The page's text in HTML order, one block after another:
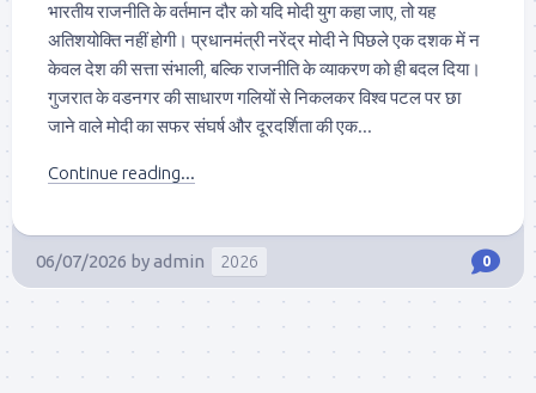
भारतीय राजनीति के वर्तमान दौर को यदि मोदी युग कहा जाए, तो यह
अतिशयोक्ति नहीं होगी। प्रधानमंत्री नरेंद्र मोदी ने पिछले एक दशक में न
केवल देश की सत्ता संभाली, बल्कि राजनीति के व्याकरण को ही बदल दिया।
गुजरात के वडनगर की साधारण गलियों से निकलकर विश्व पटल पर छा
जाने वाले मोदी का सफर संघर्ष और दूरदर्शिता की एक...
Continue reading...
06/07/2026 byadmin 2026 0